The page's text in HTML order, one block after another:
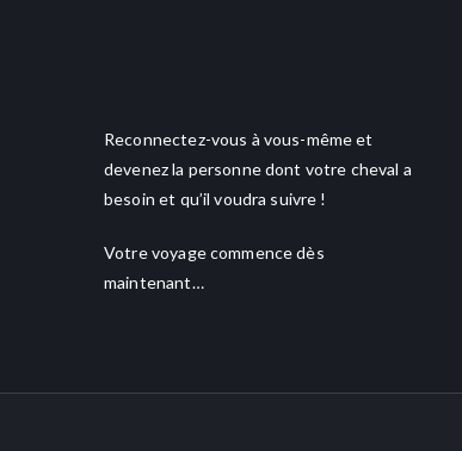
Reconnectez-vous à vous-même et
devenez la personne dont votre cheval a
besoin et qu’il voudra suivre !
Votre voyage commence dès
maintenant…